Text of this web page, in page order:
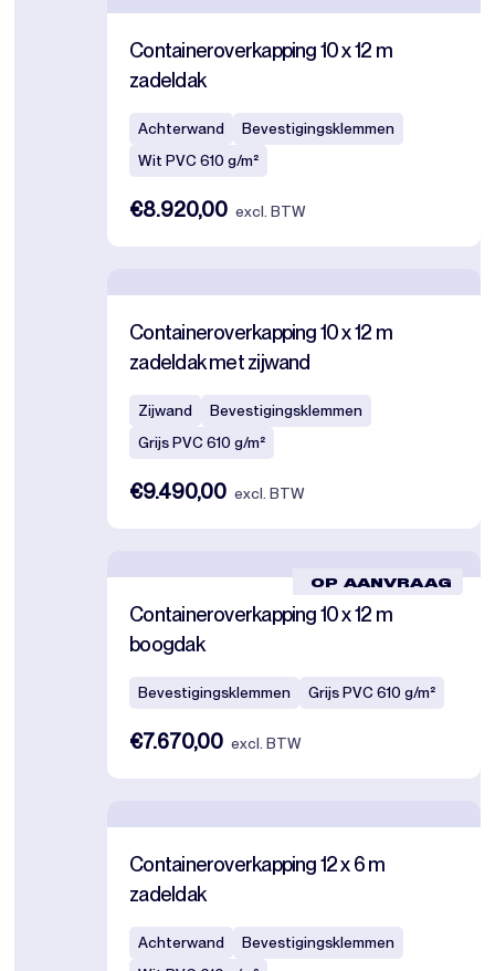
Containeroverkapping 10 x 12 m
zadeldak
Achterwand
Bevestigingsklemmen
Wit PVC 610 g/m²
€8.920,00 excl. BTW
Containeroverkapping 10 x 12 m
zadeldak met zijwand
Zijwand
Bevestigingsklemmen
Grijs PVC 610 g/m²
€9.490,00 excl. BTW
OP AANVRAAG
Containeroverkapping 10 x 12 m
boogdak
Bevestigingsklemmen Grijs PVC 610 g/m²
€7.670,00 excl. BTW
Containeroverkapping 12 x 6 m
zadeldak
Achterwand
Bevestigingsklemmen